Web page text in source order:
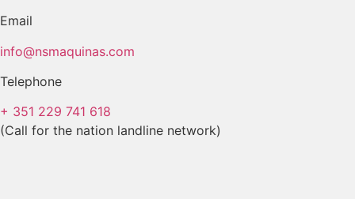
Email
info@nsmaquinas.com
Telephone
+ 351 229 741 618
(Call for the nation landline network)